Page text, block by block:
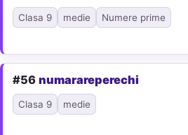
Clasa 9 medie Numere prime
#56 numarareperechi
Clasa 9 medie